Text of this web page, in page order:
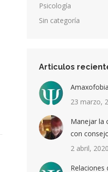
Psicología
Sin categoría
Articulos
23 marzo,
Manejar la
con
2 abril, 2020
Relaciones